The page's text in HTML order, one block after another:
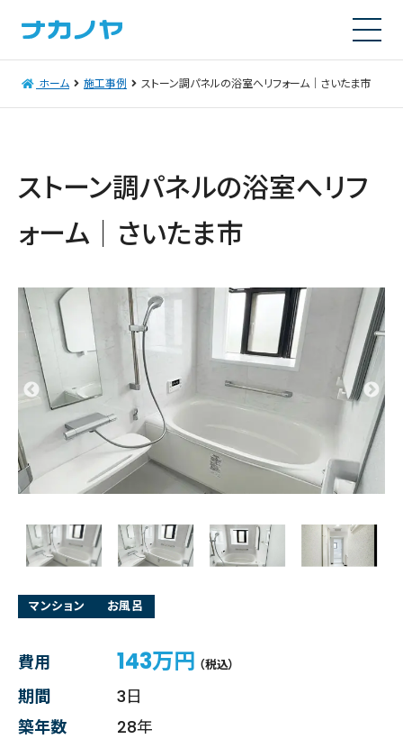
ホーム 施工事例 ストーン調パネルの浴室へリフォーム｜さいたま市
ストーン調パネルの浴室へリフ
ォーム｜さいたま市
マンション お風呂
費用 143万円 （税込）
期間
3日
築年数
28年